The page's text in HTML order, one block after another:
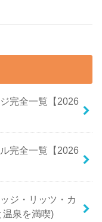
完全一覧【2026
完全一覧【2026
ジ・リッツ・カ
温泉を満喫)